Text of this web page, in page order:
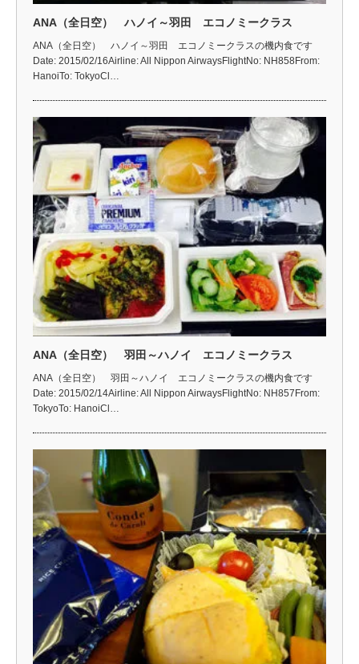
ANA（全日空） ハノイ～羽田 エコノミークラス
ANA（全日空） ハノイ～羽田 エコノミークラスの機内食です
Date: 2015/02/16Airline: All Nippon AirwaysFlightNo: NH858From:
HanoiTo: TokyoCl…
ANA（全日空） 羽田～ハノイ エコノミークラス
ANA（全日空） 羽田～ハノイ エコノミークラスの機内食です
Date: 2015/02/14Airline: All Nippon AirwaysFlightNo: NH857From:
TokyoTo: HanoiCl…